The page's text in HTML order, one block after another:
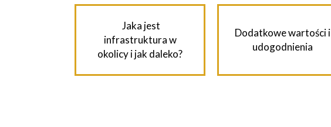
Jaka jest
infrastruktura w
okolicy i jak daleko?
Dodatkowe wartości i
udogodnienia